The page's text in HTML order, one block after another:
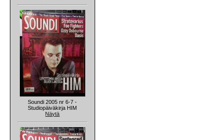
Soundi 2005 nr 6-7 -
Studiopäiväkirja HIM
Näytä